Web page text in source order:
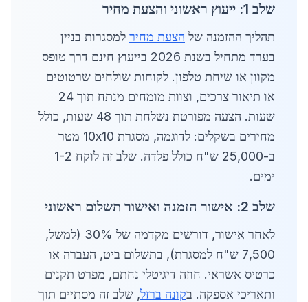
שלב 1: ייעוץ ראשוני והצעת מחיר
תהליך ההזמנה של הצעת מחיר למסגרות בניין
בערד מתחיל בשנת 2026 בייעוץ חינם דרך טופס
מקוון או שיחת טלפון. לקוחות שולחים שרטוטים
או תיאור צרכים, וצוות מומחים מנתח תוך 24
שעות. הצעה מפורטת נשלחת תוך 48 שעות, כולל
מחירים בשקלים: לדוגמה, מסגרת 10x10 מטר
ב-25,000 ש"ח כולל פלדה. שלב זה לוקח 1-2
ימים.
שלב 2: אישור הזמנה ואישור תשלום ראשוני
לאחר אישור, דורשים מקדמה של 30% (למשל,
7,500 ש"ח למסגרת), בתשלום ביט, העברה או
כרטיס אשראי. חוזה דיגיטלי נחתם, מפרט תקנים
ותאריכי אספקה. בקונה ברזל, שלב זה מסתיים תוך